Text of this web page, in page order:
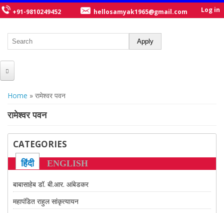
+91-9810249452 hellosamyak1965@gmail.com Log in
ABOUT US
NEW TITLES
POSTERS
OUR WRITERS
GALLERY
You are here
Home » रामेश्वर पवन
रामेश्वर पवन
CATEGORIES
हिंदी ENGLISH
बाबासाहेब डॉ. बी.आर. आंबेडकर
महापंडित राहुल सांकृत्यायन